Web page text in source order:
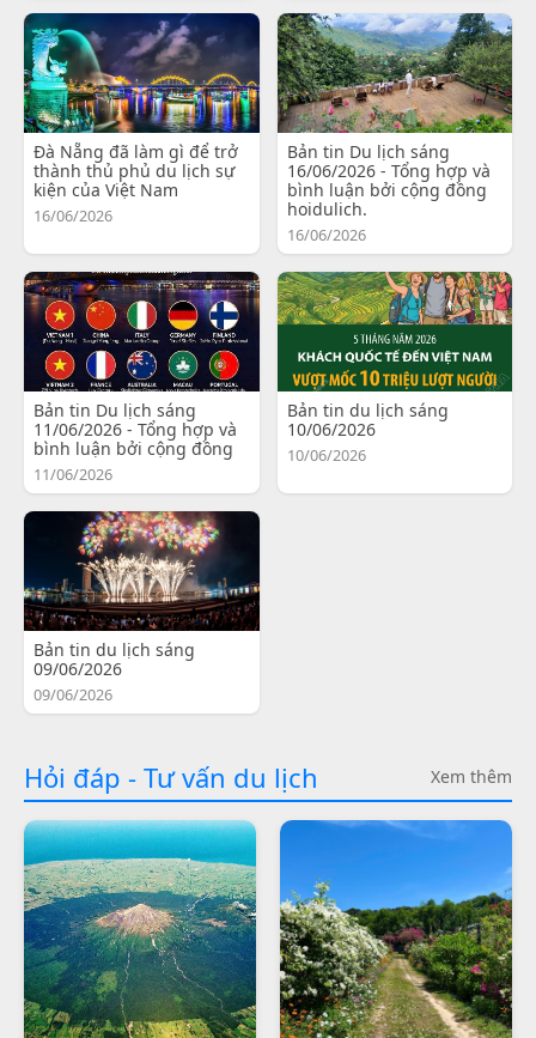
Đà Nẵng đã làm gì để trở
thành thủ phủ du lịch sự
kiện của Việt Nam
16/06/2026
Bản tin Du lịch sáng
16/06/2026 - Tổng hợp và
bình luận bởi cộng đồng
hoidulich.
16/06/2026
Bản tin Du lịch sáng
11/06/2026 - Tổng hợp và
bình luận bởi cộng đồng
11/06/2026
Bản tin du lịch sáng
10/06/2026
10/06/2026
Bản tin du lịch sáng
09/06/2026
09/06/2026
Hỏi đáp - Tư vấn du lịch Xem thêm